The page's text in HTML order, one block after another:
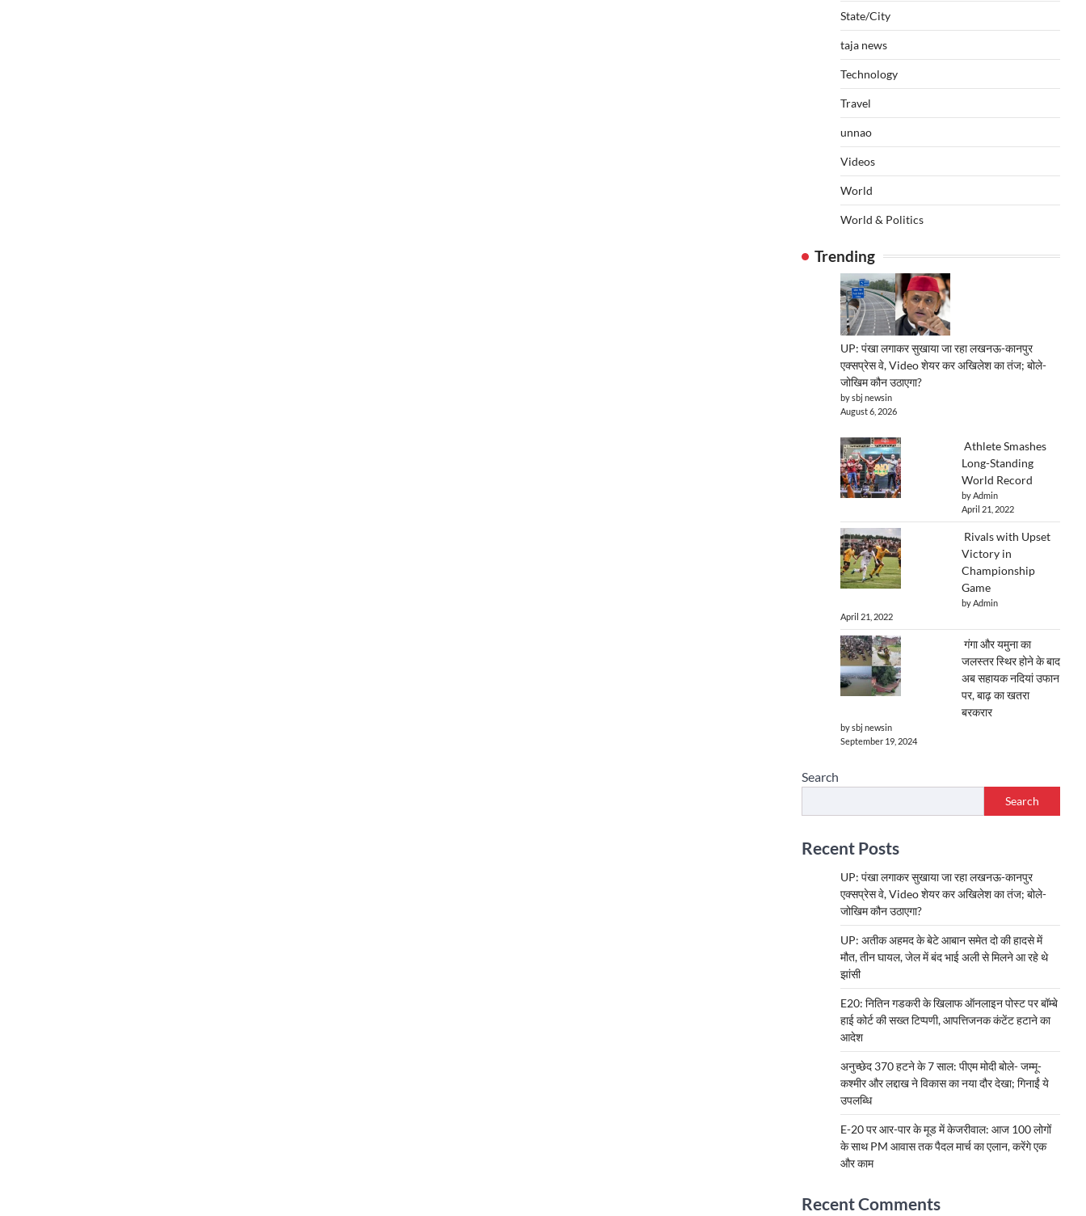
State/City
taja news
Technology
Travel
unnao
Videos
World
World & Politics
Trending
UP: पंखा लगाकर सुखाया जा रहा लखनऊ-कानपुर
एक्सप्रेस वे, Video शेयर कर अखिलेश का तंज; बोले-
जोखिम कौन उठाएगा?
by sbj newsin
August 6, 2026
Athlete Smashes
Long-Standing
World Record
by Admin
April 21, 2022
Rivals with Upset
Victory in
Championship
Game
by Admin
April 21, 2022
गंगा और यमुना का
जलस्तर स्थिर होने के बाद
अब सहायक नदियां उफान
पर, बाढ़ का खतरा
बरकरार
by sbj newsin
September 19, 2024
Search
Search
Recent Posts
UP: पंखा लगाकर सुखाया जा रहा लखनऊ-कानपुर
एक्सप्रेस वे, Video शेयर कर अखिलेश का तंज; बोले-
जोखिम कौन उठाएगा?
UP: अतीक अहमद के बेटे आबान समेत दो की हादसे में
मौत, तीन घायल, जेल में बंद भाई अली से मिलने आ रहे थे
झांसी
E20: नितिन गडकरी के खिलाफ ऑनलाइन पोस्ट पर बॉम्बे
हाई कोर्ट की सख्त टिप्पणी, आपत्तिजनक कंटेंट हटाने का
आदेश
अनुच्छेद 370 हटने के 7 साल: पीएम मोदी बोले- जम्मू-
कश्मीर और लद्दाख ने विकास का नया दौर देखा; गिनाईं ये
उपलब्धि
E-20 पर आर-पार के मूड में केजरीवाल: आज 100 लोगों
के साथ PM आवास तक पैदल मार्च का एलान, करेंगे एक
और काम
Recent Comments